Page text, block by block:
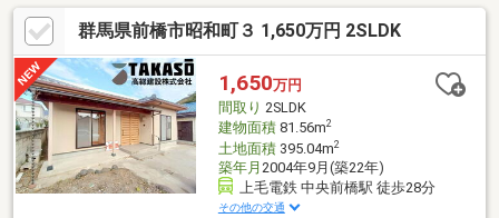
◎・私たちはお客様への無理な営業活動を嫌います。（期待以上
のサービスを提供できるようには心掛けております！）
群馬県前橋市昭和町３ 1,650万円 2SLDK
1,650万円
間取り 2SLDK
建物面積81.56m2
土地面積395.04m2
築年月 2004年9月(築22年)
上毛電鉄 中央前橋駅 徒歩28分
その他の交通